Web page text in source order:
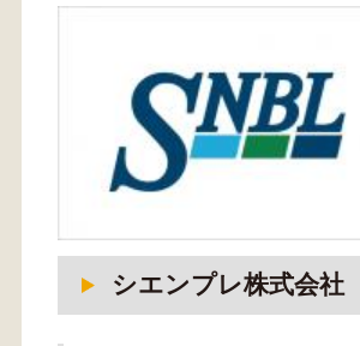
シエンプレ株式会社